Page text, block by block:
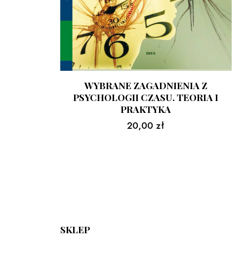
WYBRANE ZAGADNIENIA Z
PSYCHOLOGII CZASU. TEORIA I
PRAKTYKA
20,00 zł
SKLEP